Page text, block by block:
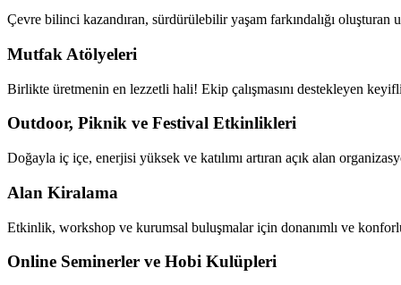
Çevre bilinci kazandıran, sürdürülebilir yaşam farkındalığı oluşturan
Mutfak Atölyeleri
Birlikte üretmenin en lezzetli hali! Ekip çalışmasını destekleyen
Outdoor, Piknik ve Festival Etkinlikleri
Doğayla iç içe, enerjisi yüksek ve katılımı artıran açık alan
Alan Kiralama
Etkinlik, workshop ve kurumsal buluşmalar için donanımlı ve
Online Seminerler ve Hobi Kulüpleri